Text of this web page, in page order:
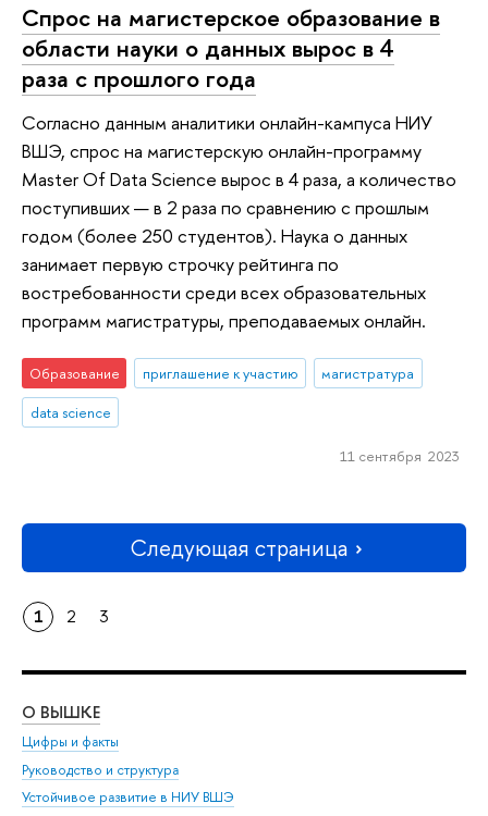
Спрос на магистерское образование в
области науки о данных вырос в 4
раза с прошлого года
Согласно данным аналитики онлайн-кампуса НИУ
ВШЭ, спрос на магистерскую онлайн-программу
Master Of Data Science вырос в 4 раза, а количество
поступивших — в 2 раза по сравнению с прошлым
годом (более 250 студентов). Наука о данных
занимает первую строчку рейтинга по
востребованности среди всех образовательных
программ магистратуры, преподаваемых онлайн.
Образование приглашение к участию
магистратура
data science
11 сентября 2023
Следующая страница
1 2 3
О ВЫШКЕ
Цифры и факты
Руководство и структура
Устойчивое развитие в НИУ ВШЭ